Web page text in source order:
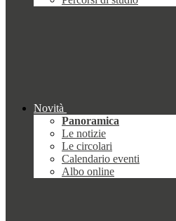
Novità
Panoramica
Le notizie
Le circolari
Calendario eventi
Albo online